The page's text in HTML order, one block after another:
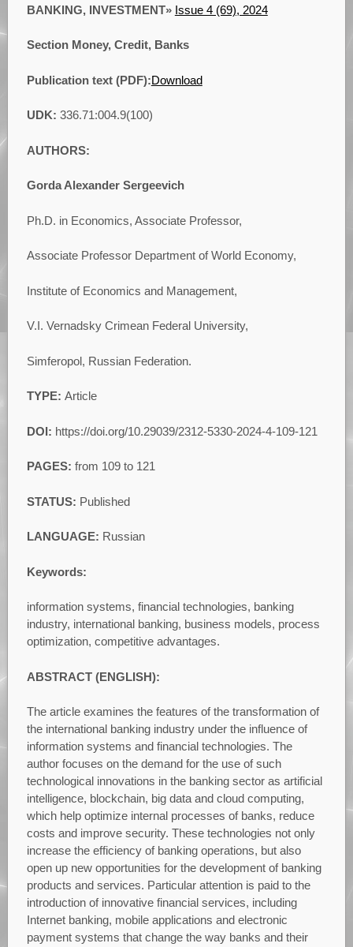
BANKING, INVESTMENT» Issue 4 (69), 2024
Section Money, Credit, Banks
Publication text (PDF):Download
UDK: 336.71:004.9(100)
AUTHORS:
Gorda Alexander Sergeevich
Ph.D. in Economics, Associate Professor,
Associate Professor Department of World Economy,
Institute of Economics and Management,
V.I. Vernadsky Crimean Federal University,
Simferopol, Russian Federation.
TYPE: Article
DOI: https://doi.org/10.29039/2312-5330-2024-4-109-121
PAGES: from 109 to 121
STATUS: Published
LANGUAGE: Russian
Keywords:
information systems, financial technologies, banking
industry, international banking, business models, process
optimization, competitive advantages.
ABSTRACT (ENGLISH):
The article examines the features of the transformation of
the international banking industry under the influence of
information systems and financial technologies. The
author focuses on the demand for the use of such
technological innovations in the banking sector as artificial
intelligence, blockchain, big data and cloud computing,
which help optimize internal processes of banks, reduce
costs and improve security. These technologies not only
increase the efficiency of banking operations, but also
open up new opportunities for the development of banking
products and services. Particular attention is paid to the
introduction of innovative financial services, including
Internet banking, mobile applications and electronic
payment systems that change the way banks and their